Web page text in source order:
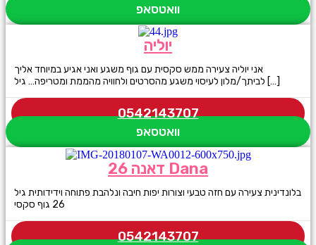
וואטסאפ
יוליה
אני יוליה צעירה ממש סקסית עם גוף משגע ואני אגיע במיוחד אליך
לביתך/מלון לעיסוי משגע מהסרטים ולחוויה מהממת ומטריפה… גיל […]
0542143707
וואטסאפ
דאנה 26 Dana
בלונדינית צעירה עם חזה טבעי וצורות יפות חיבה ונלהבת פתוחה וידידותית גיל
26 גוף סקסי
0542143707